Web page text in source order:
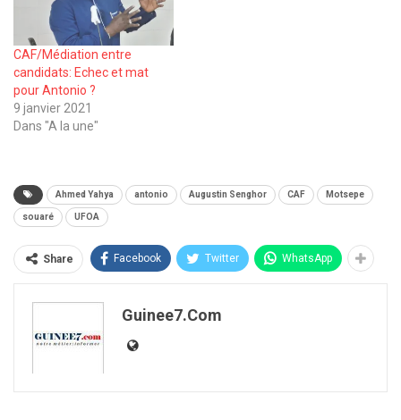
CAF/Médiation entre
candidats: Echec et mat
pour Antonio ?
9 janvier 2021
Dans "A la une"
Ahmed Yahya antonio Augustin Senghor CAF Motsepe
souaré UFOA
Share Facebook Twitter WhatsApp
Guinee7.com